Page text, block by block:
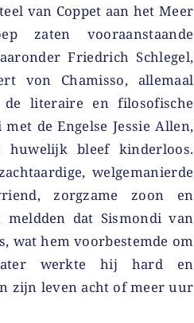
van Coppet aan het Meer
zaten vooraanstaande
Friedrich Schlegel,
von Chamisso, allemaal
de literaire en filosofische
de Engelse Jessie Allen,
bleef kinderloos.
welgemanierde
zorgzame zoon en
meldden dat Sismondi van
wat hem voorbestemde om
werkte hij hard en
zijn leven acht of meer uur